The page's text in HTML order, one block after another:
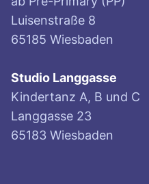
Luisenstraße 8
65185 Wiesbaden
Studio Langgasse
Kindertanz A, B und C
Langgasse 23
65183 Wiesbaden